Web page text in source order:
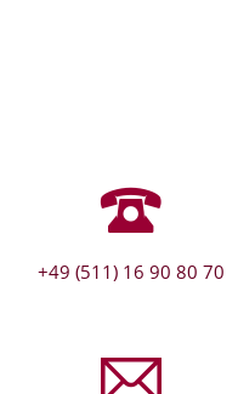
+49 (511) 16 90 80 70